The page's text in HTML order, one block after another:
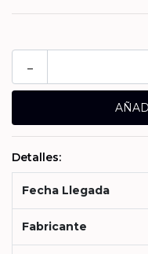
-
Detalles:
Fecha Llegada
Fabricante